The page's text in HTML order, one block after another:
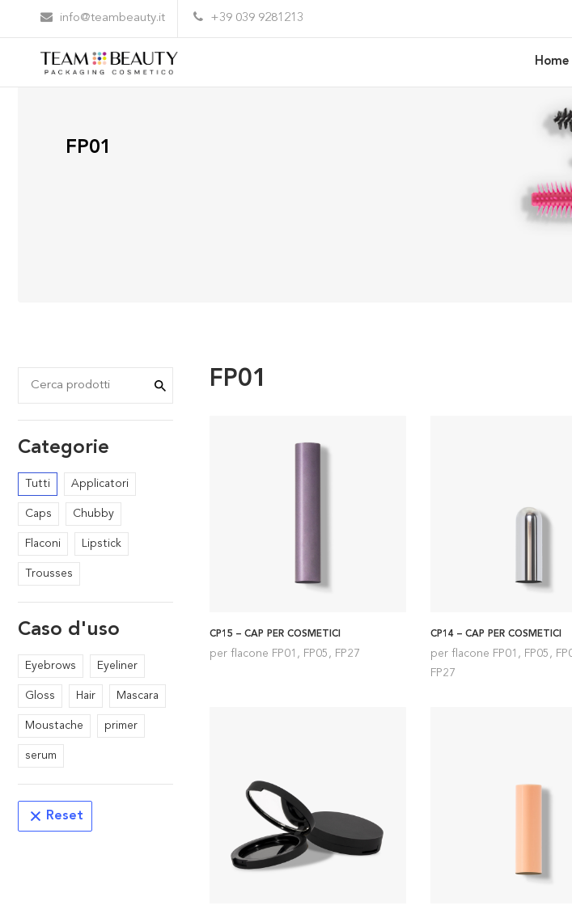
info@teambeauty.it +39 039 9281213
Home
FP01
FP01
CP15 – CAP PER COSMETICI
per flacone FP01, FP05, FP27
CP14 – CAP PER COSMETICI
per flacone FP01, FP05,
FP27
Categorie
Tutti Applicatori
Caps Chubby
Flaconi Lipstick
Trousses
Caso d'uso
Eyebrows Eyeliner
Gloss Hair Mascara
Moustache primer
serum
Reset